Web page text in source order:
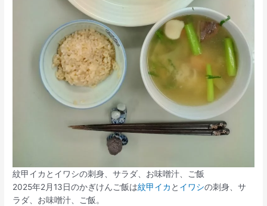
紋甲イカとイワシの刺身、サラダ、お味噌汁、ご飯
2025年2月13日のかぎけんご飯は紋甲イカ と イワシの刺身、サ
ラダ、お味噌汁、ご飯。